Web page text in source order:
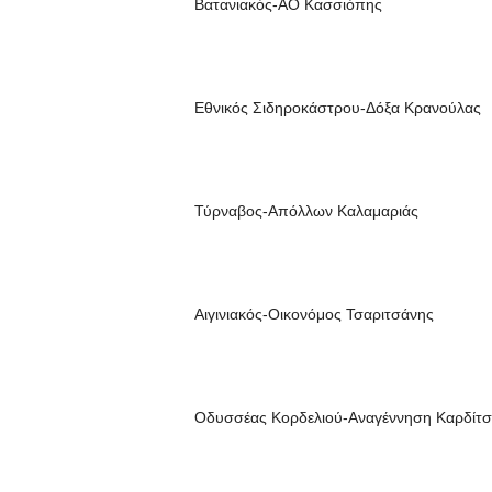
Βατανιακός-ΑΟ Κασσιόπης
Εθνικός Σιδηροκάστρου-Δόξα Κρανούλας
Τύρναβος-Απόλλων Καλαμαριάς
Αιγινιακός-Οικονόμος Τσαριτσάνης
Οδυσσέας Κορδελιού-Αναγέννηση